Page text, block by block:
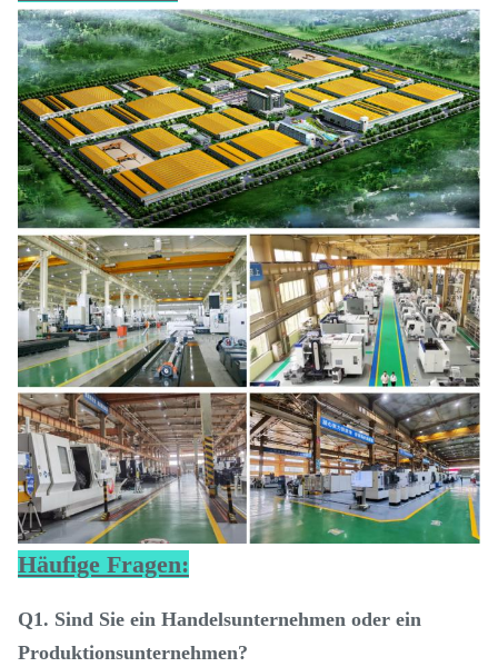
Häufige Fragen:
Q1. Sind Sie ein Handelsunternehmen oder ein
Produktionsunternehmen?